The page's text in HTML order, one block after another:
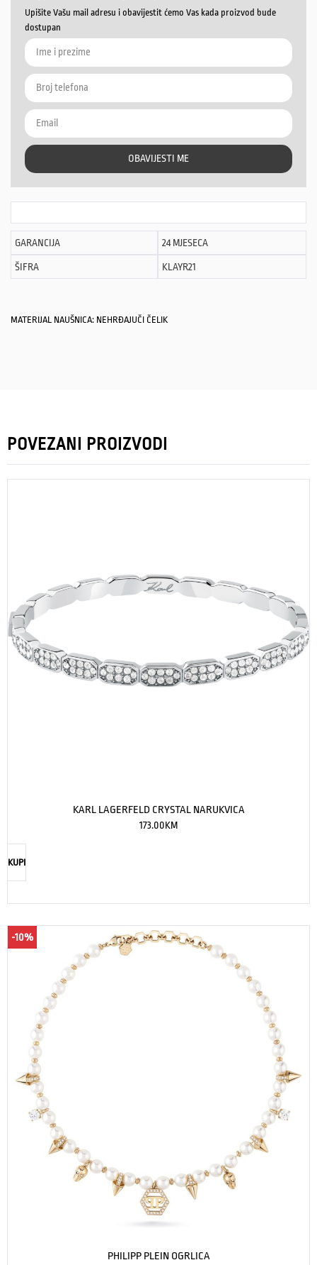
Upišite Vašu mail adresu i obavijestit ćemo Vas kada proizvod bude
dostupan
OBAVIJESTI ME
GARANCIJA 24 MJESECA
ŠIFRA KLAYR21
MATERIJAL NAUŠNICA: NEHRĐAJUČI ČELIK
POVEZANI PROIZVODI
KARL LAGERFELD CRYSTAL NARUKVICA
173.00KM
KUPI
-10%
PHILIPP PLEIN OGRLICA